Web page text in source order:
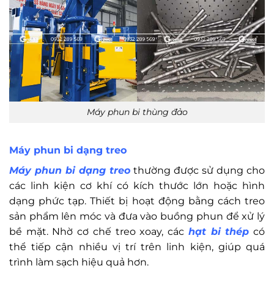
Máy phun bi thùng đảo
Máy phun bi dạng treo
Máy phun bi dạng treo thường được sử dụng cho
các linh kiện cơ khí có kích thước lớn hoặc hình
dạng phức tạp. Thiết bị hoạt động bằng cách treo
sản phẩm lên móc và đưa vào buồng phun để xử lý
bề mặt. Nhờ cơ chế treo xoay, các hạt bi thép có
thể tiếp cận nhiều vị trí trên linh kiện, giúp quá
trình làm sạch hiệu quả hơn.